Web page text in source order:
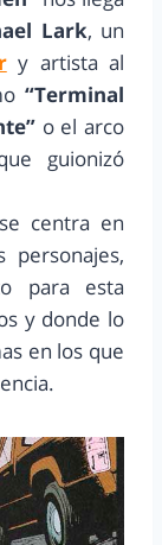
Lark, un
y artista al
“Terminal
o el arco
guionizó
centra en
para esta
y donde lo
en los que